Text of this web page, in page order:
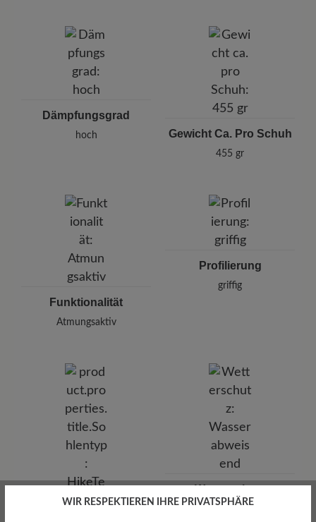
Dämpfungsgrad
hoch Gewicht Ca. Pro Schuh
455 gr
Funktionalität
Atmungsaktiv
Profilierung
griffig
Wetterschutz
WIR RESPEKTIEREN IHRE PRIVATSPHÄRE